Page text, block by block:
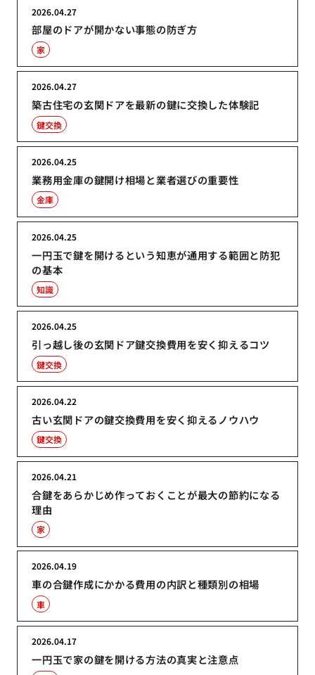
部屋のドアが開かない事態の防ぎ方
2026.04.27
家
築古住宅の玄関ドアを最新の鍵に交換した体験記
2026.04.27
鍵交換
業務用金庫の鍵開け相場と業者選びの重要性
2026.04.25
金庫
一円玉で鍵を開けるという知恵が通用する範囲と防犯
の基本
2026.04.25
知識
引っ越し後の玄関ドア鍵交換費用を安く抑えるコツ
2026.04.25
鍵交換
古い玄関ドアの鍵交換費用を安く抑えるノウハウ
2026.04.22
鍵交換
合鍵をあらかじめ作っておくことが最大の節約になる
理由
2026.04.21
家
車の合鍵作成にかかる費用の内訳と種類別の相場
2026.04.19
車
一円玉で家の鍵を開ける方法の真実と注意点
2026.04.17